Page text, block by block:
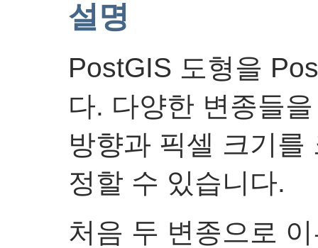
설명
PostGIS 도형을
다. 다양한 변종들
방향과 픽셀 크기
정할 수 있습니다.
처음 두 변종으로